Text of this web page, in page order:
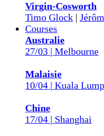
Virgin-Cosworth
Timo Glock |
Courses
Australie
27/03 | Melbourne
Malaisie
10/04 | Kuala
Chine
17/04 | Shanghai